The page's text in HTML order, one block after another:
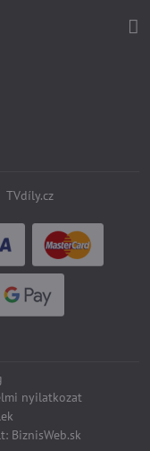
TVdíly.cz
nyilatkozat
BiznisWeb.sk